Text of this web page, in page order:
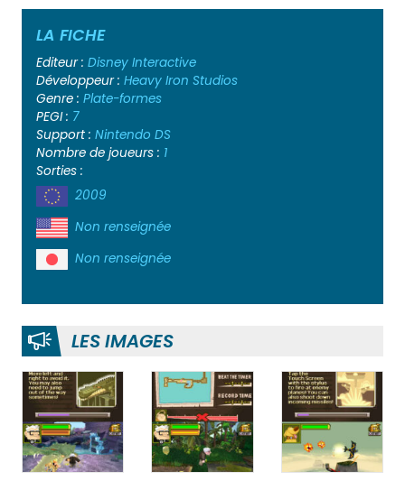
LA FICHE
Editeur : Disney Interactive
Développeur : Heavy Iron Studios
Genre : Plate-formes
PEGI : 7
Support : Nintendo DS
Nombre de joueurs : 1
Sorties :
2009
Non renseignée
Non renseignée
LES IMAGES